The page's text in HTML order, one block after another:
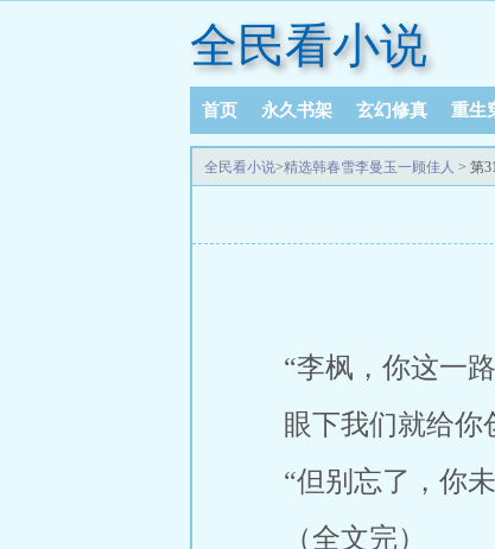
全民看小说
首页 永久书架 玄幻修真 重生
全民看小说>精选韩春雪李曼玉一顾佳人 > 第
“李枫，你这一
眼下我们就给你
“但别忘了，你
（全文完）